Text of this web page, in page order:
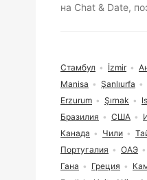
на Chat & Date,
Бразилия США
Канада
Чили
Португалия
ОАЭ
Гана
Греция
Стамбул İzmir
Manisa
Şanlıurfa
Erzurum
Şırnak